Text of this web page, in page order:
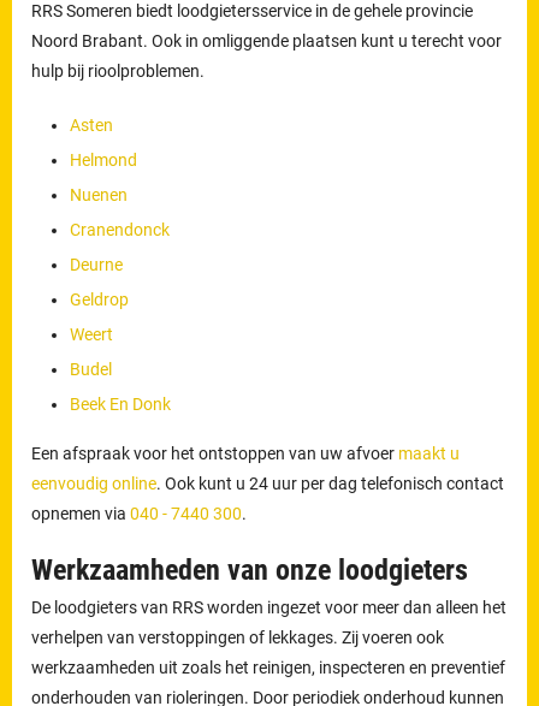
RRS Someren biedt loodgietersservice in de gehele provincie
Noord Brabant. Ook in omliggende plaatsen kunt u terecht voor
hulp bij rioolproblemen.
Asten
Helmond
Nuenen
Cranendonck
Deurne
Geldrop
Weert
Budel
Beek En Donk
Een afspraak voor het ontstoppen van uw afvoer maakt u
eenvoudig online. Ook kunt u 24 uur per dag telefonisch contact
opnemen via040 - 7440 300.
Werkzaamheden van onze loodgieters
De loodgieters van RRS worden ingezet voor meer dan alleen het
verhelpen van verstoppingen of lekkages. Zij voeren ook
werkzaamheden uit zoals het reinigen, inspecteren en preventief
onderhouden van rioleringen. Door periodiek onderhoud kunnen